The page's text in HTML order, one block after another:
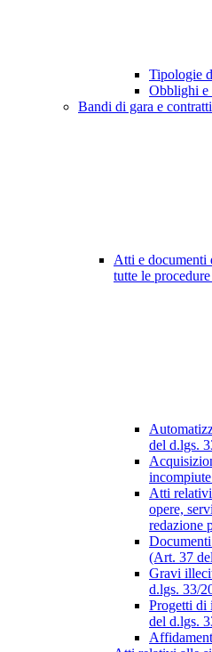
Tipologie
Obblighi e
Bandi di gara e contratti
Atti e documenti
tutte le procedure
del d.lgs.
Atti
opere,
redazione
(Art. 37
Gravi
d.lgs. 33/
Progetti di
del d.lgs.